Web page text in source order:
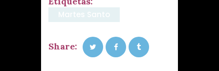
Martes Santo
Share: